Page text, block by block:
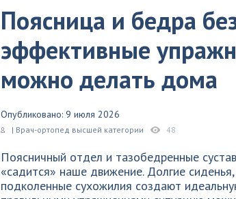
Поясница и бедра
эффективные
можно делать дома
Опубликовано: 9 июля 2026
| Врач-ортопед высшей категории 48
Поясничный отдел и тазобедренные
«садится» наше движение. Долгие
подколенные сухожилия создают